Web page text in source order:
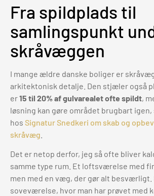
Fra spildplads til
samlingspunkt
skråvæggen
I mange ældre danske boliger er
arkitektonisk detalje. Den stjæler også
er15 til 20% af gulvarealet ofte spildt,
løsning kan gøre området brugbart
hos Signatur Snedkeri om skab og
skråvæg
Det er netop derfor, jeg så ofte bliver
samme type rum. Et loftsværelse med
men med en væg, der gør alt besværligt.
soveværelse, hvor man har prøvet med